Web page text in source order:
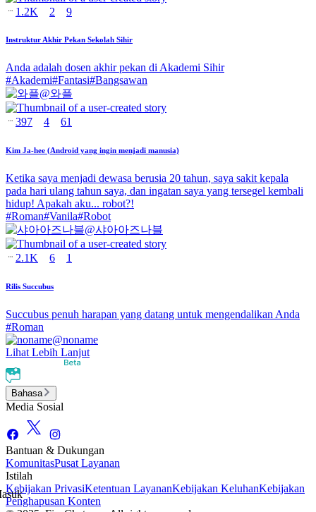
1.2K 2 9
Instruktur Akhir Pekan Sekolah Sihir
Anda adalah dosen akhir pekan di Akademi Sihir
#Akademi#Fantasi#Bangsawan
@와플
397 4 61
Kim Ja-hee (Android yang ingin menjadi manusia)
Ketika saya menjadi dewasa berusia 20 tahun, saya sakit kepala
pada hari ulang tahun saya, dan ingatan saya yang tersegel kembali
hidup! Apakah aku... robot?!
#Roman#Vanila#Robot
@샤아아즈나블
2.1K 6 1
Rilis Succubus
Succubus penuh harapan yang datang untuk mengendalikan Anda
#Roman
@noname
Lihat Lebih Lanjut
Bahasa
Media Sosial
Bantuan & Dukungan
KomunitasPusat Layanan
Istilah
Kebijakan PrivasiKetentuan LayananKebijakan KeluhanKebijakan
Penghapusan Konten